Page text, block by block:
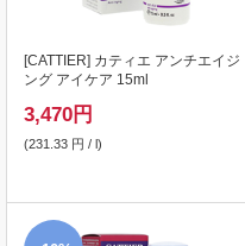
[CATTIER] カティエ アンチエイジ
ング アイケア 15ml
3,470円
(231.33 円 / l)